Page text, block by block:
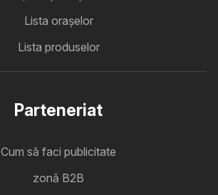
Lista oraşelor
Lista produselor
Parteneriat
Cum să faci publicitate
zonă B2B